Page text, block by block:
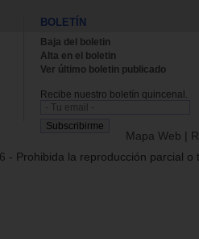
BOLETÍN
Baja del boletin
Alta en el boletin
Ver último boletin publicado
Recibe nuestro boletín quincenal.
Mapa Web |
- Prohibida la reproducción parcial o